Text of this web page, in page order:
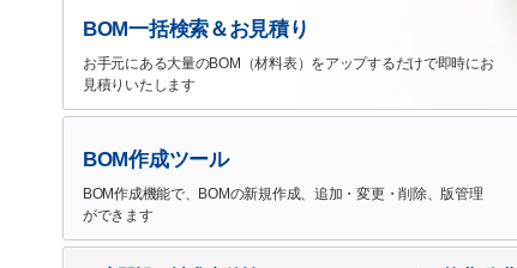
BOM一括検索＆お見積り
お手元にある大量のBOM（材料表）をアップするだけで即時にお
見積りいたします
BOM作成ツール
BOM作成機能で、BOMの新規作成、追加・変更・削除、版管理
ができます